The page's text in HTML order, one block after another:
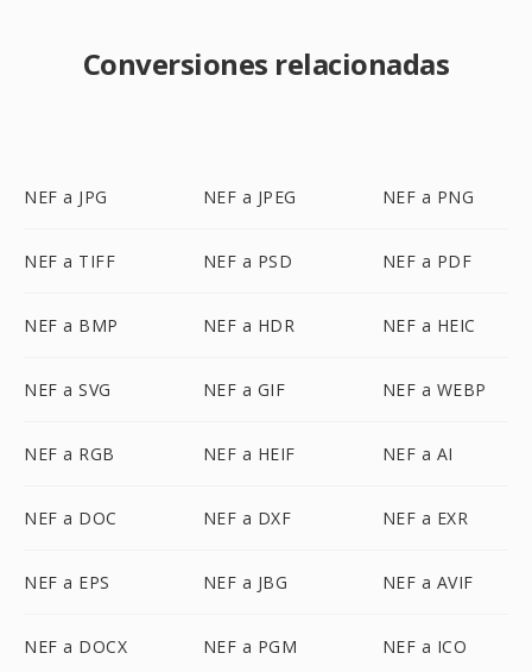
Conversiones relacionadas
NEF a JPG NEF a JPEG NEF a PNG
NEF a TIFF NEF a PSD NEF a PDF
NEF a BMP NEF a HDR NEF a HEIC
NEF a SVG NEF a GIF NEF a WEBP
NEF a RGB NEF a HEIF NEF a AI
NEF a DOC NEF a DXF NEF a EXR
NEF a EPS NEF a JBG NEF a AVIF
NEF a DOCX NEF a PGM NEF a ICO